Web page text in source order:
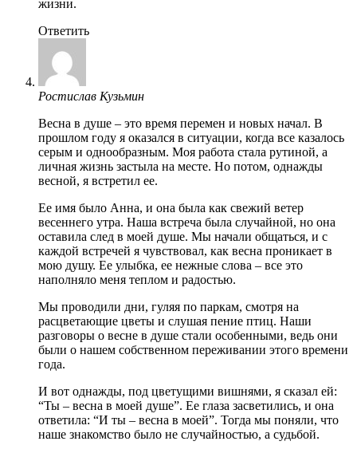
жизни.
Ответить
Ростислав Кузьмин
Весна в душе – это время перемен и новых начал. В
прошлом году я оказался в ситуации, когда все казалось
серым и однообразным. Моя работа стала рутиной, а
личная жизнь застыла на месте. Но потом, однажды
весной, я встретил ее.
Ее имя было Анна, и она была как свежий ветер
весеннего утра. Наша встреча была случайной, но она
оставила след в моей душе. Мы начали общаться, и с
каждой встречей я чувствовал, как весна проникает в
мою душу. Ее улыбка, ее нежные слова – все это
наполняло меня теплом и радостью.
Мы проводили дни, гуляя по паркам, смотря на
расцветающие цветы и слушая пение птиц. Наши
разговоры о весне в душе стали особенными, ведь они
были о нашем собственном переживании этого времени
года.
И вот однажды, под цветущими вишнями, я сказал ей:
“Ты – весна в моей душе”. Ее глаза засветились, и она
ответила: “И ты – весна в моей”. Тогда мы поняли, что
наше знакомство было не случайностью, а судьбой.